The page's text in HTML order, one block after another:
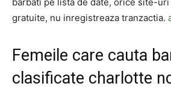
gratuite, nu inregistreaza tranzactia.
Femeile care cauta
clasificate charlotte